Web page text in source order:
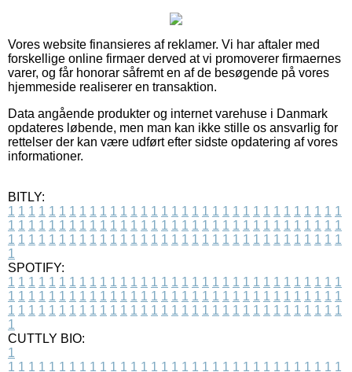
Vores website finansieres af reklamer. Vi har aftaler med
forskellige online firmaer derved at vi promoverer firmaernes
varer, og får honorar såfremt en af de besøgende på vores
hjemmeside realiserer en transaktion.
Data angående produkter og internet varehuse i Danmark
opdateres løbende, men man kan ikke stille os ansvarlig for
rettelser der kan være udført efter sidste opdatering af vores
informationer.
BITLY:
1 1 1 1 1 1 1 1 1 1 1 1 1 1 1 1 1 1 1 1 1 1 1 1 1 1 1 1 1 1 1 1 1
1 1 1 1 1 1 1 1 1 1 1 1 1 1 1 1 1 1 1 1 1 1 1 1 1 1 1 1 1 1 1 1 1
1 1 1 1 1 1 1 1 1 1 1 1 1 1 1 1 1 1 1 1 1 1 1 1 1 1 1 1 1 1 1 1 1
1
SPOTIFY:
1 1 1 1 1 1 1 1 1 1 1 1 1 1 1 1 1 1 1 1 1 1 1 1 1 1 1 1 1 1 1 1 1
1 1 1 1 1 1 1 1 1 1 1 1 1 1 1 1 1 1 1 1 1 1 1 1 1 1 1 1 1 1 1 1 1
1 1 1 1 1 1 1 1 1 1 1 1 1 1 1 1 1 1 1 1 1 1 1 1 1 1 1 1 1 1 1 1 1
1
CUTTLY BIO:
1
1 1 1 1 1 1 1 1 1 1 1 1 1 1 1 1 1 1 1 1 1 1 1 1 1 1 1 1 1 1 1 1 1